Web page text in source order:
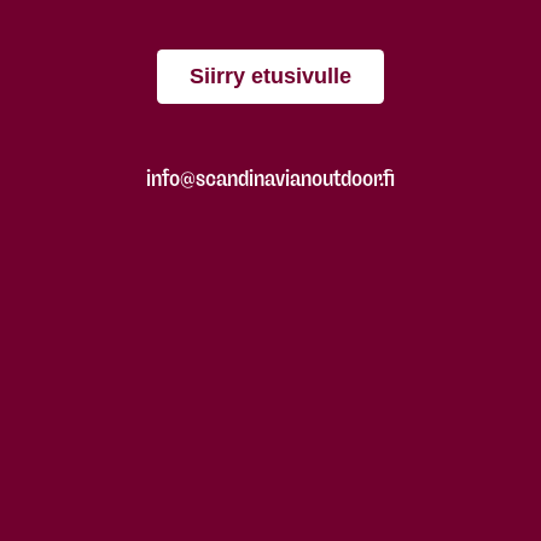
Siirry etusivulle
info@scandinavianoutdoor.fi